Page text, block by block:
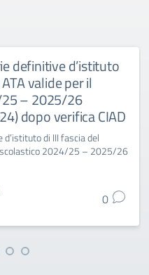
definitive d’istituto
valide per il
– 2025/26
dopo verifica CIAD
di III fascia del
scolastico 2024/25 – 2025/26
0